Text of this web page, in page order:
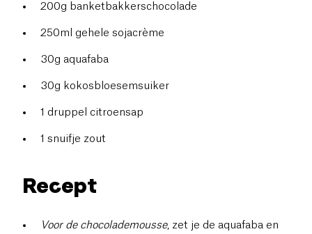
200g banketbakkerschocolade
250ml gehele sojacrème
30g aquafaba
30g kokosbloesemsuiker
1 druppel citroensap
1 snuifje zout
Recept
Voor de chocolademousse, zet je de aquafaba en